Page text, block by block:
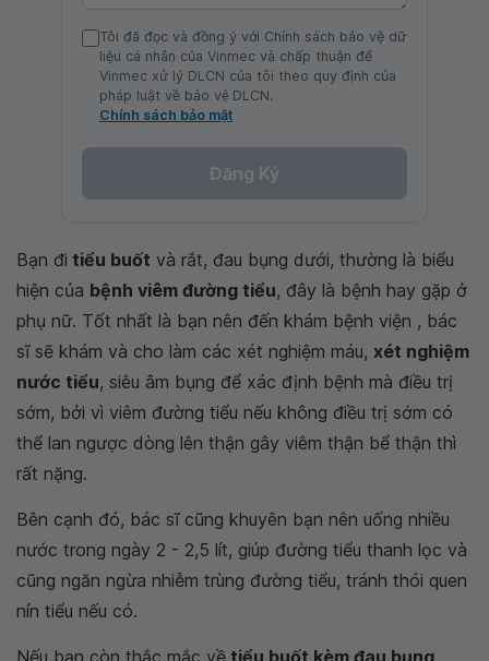
Tôi đã đọc và đồng ý với Chính sách bảo vệ dữ
liệu cá nhân của Vinmec và chấp thuận để
Vinmec xử lý DLCN của tôi theo quy định của
pháp luật về bảo vệ DLCN.
Chính sách bảo mật
Đăng Ký
Bạn đi tiểu buốt và rắt, đau bụng dưới, thường là biểu
hiện của bệnh viêm đường tiểu, đây là bệnh hay gặp ở
phụ nữ. Tốt nhất là bạn nên đến khám bệnh viện , bác
sĩ sẽ khám và cho làm các xét nghiệm máu, xét nghiệm
nước tiểu, siêu âm bụng để xác định bệnh mà điều trị
sớm, bởi vì viêm đường tiểu nếu không điều trị sớm có
thể lan ngược dòng lên thận gây viêm thận bể thận thì
rất nặng.
Bên cạnh đó, bác sĩ cũng khuyên bạn nên uống nhiều
nước trong ngày 2 - 2,5 lít, giúp đường tiểu thanh lọc và
cũng ngăn ngừa nhiễm trùng đường tiểu, tránh thói quen
nín tiểu nếu có.
Nếu bạn còn thắc mắc về tiểu buốt kèm đau bụng